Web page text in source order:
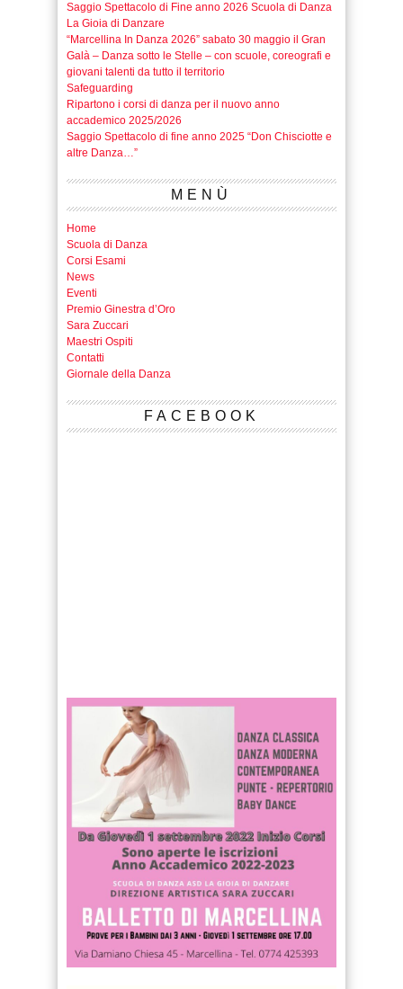
Saggio Spettacolo di Fine anno 2026 Scuola di Danza
La Gioia di Danzare
“Marcellina In Danza 2026” sabato 30 maggio il Gran
Galà – Danza sotto le Stelle – con scuole, coreografi e
giovani talenti da tutto il territorio
Safeguarding
Ripartono i corsi di danza per il nuovo anno
accademico 2025/2026
Saggio Spettacolo di fine anno 2025 “Don Chisciotte e
altre Danza…”
MENÙ
Home
Scuola di Danza
Corsi Esami
News
Eventi
Premio Ginestra d’Oro
Sara Zuccari
Maestri Ospiti
Contatti
Giornale della Danza
FACEBOOK